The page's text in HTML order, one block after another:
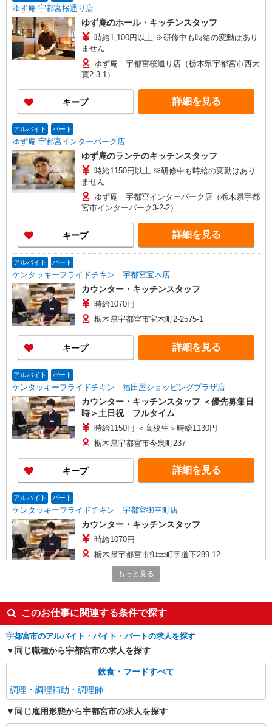
ゆず庵 宇都宮桜通り店
ゆず庵のホール・キッチンスタッフ
時給1,100円以上 ※研修中も時給の変動はあり
ません
ゆず庵 宇都宮桜通り店（栃木県宇都宮市西大
寛2-3-1）
キープ 詳細を見る
アルバイト パート
ゆず庵 宇都宮インターパーク店
ゆず庵のランチのキッチンスタッフ
時給1150円以上 ※研修中も時給の変動はあり
ません
ゆず庵 宇都宮インターパーク店（栃木県宇都
宮市インターパーク3-2-2）
キープ 詳細を見る
アルバイト パート
ケンタッキーフライドチキン 宇都宮宝木店
カウンター・キッチンスタッフ
時給1070円
栃木県宇都宮市宝木町2-2575-1
キープ 詳細を見る
アルバイト パート
ケンタッキーフライドチキン 福田屋ショッピングプラザ店
カウンター・キッチンスタッフ ＜優先募集日
時＞土日祝 フルタイム
時給1150円 ＜高校生＞時給1130円
栃木県宇都宮市今泉町237
キープ 詳細を見る
アルバイト パート
ケンタッキーフライドチキン 宇都宮御幸町店
カウンター・キッチンスタッフ
時給1070円
栃木県宇都宮市御幸町字道下289-12
アルバイト パート
ケンタッキーフライドチキン 宇都宮アピタ店
カウンター・キッチンスタッフ
時給1070円
栃木県宇都宮市江曽島本町844
キープ
アルバイト パート
もっと見る
このお仕事に関連する条件で探す
宇都宮市のアルバイト・バイト・パートの求人を探す
同じ職種から宇都宮市の求人を探す
飲食・フードすべて
調理・調理補助・調理師
同じ雇用形態から宇都宮市の求人を探す